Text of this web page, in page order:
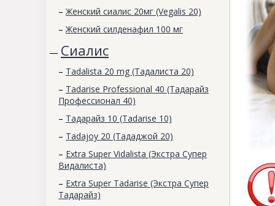
– Женский сиалис 20мг (Vegalis 20)
– Женский силденафил 100 мг
— Сиалис
– Tadalista 20 mg (Тадалиста 20)
– Tadarise Professional 40 (Тадарайз
Профессионал 40)
– Тадарайз 10 (Tadarise 10)
– Tadajoy 20 (Тададжой 20)
– Extra Super Vidalista (Экстра Супер
Видалиста)
– Extra Super Tadarise (Экстра Супер
Тадарайз)